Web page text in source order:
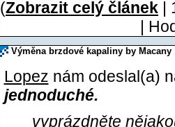
(Zobrazit celý článek |
|
Výměna brzdové kapaliny by Macany
Lopez nám odeslal(a)
jednoduché.
vyprázdněte